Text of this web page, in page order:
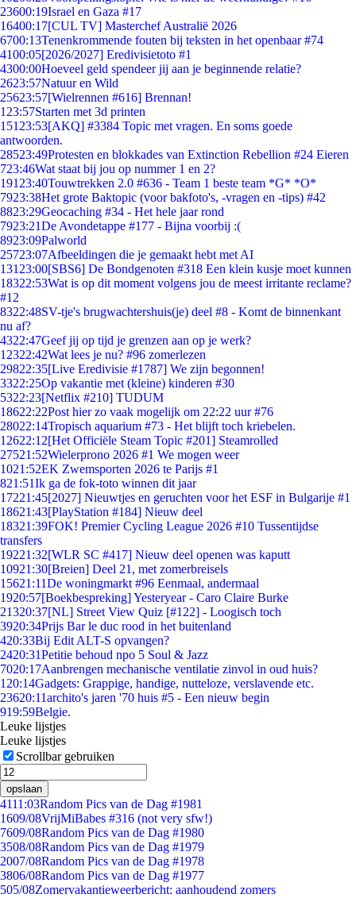
23600:19Israel en Gaza #17
16400:17[CUL TV] Masterchef Australië 2026
6700:13Tenenkrommende fouten bij teksten in het openbaar #74
4100:05[2026/2027] Eredivisietoto #1
4300:00Hoeveel geld spendeer jij aan je beginnende relatie?
2623:57Natuur en Wild
25623:57[Wielrennen #616] Brennan!
1 23:57Starten met 3d printen
151 23:53[AKQ] #3384 Topic met vragen. En soms goede
antwoorden.
28523:49Protesten en blokkades van Extinction Rebellion #24 Eieren
723:46Wat staat bij jou op nummer 1 en 2?
191 23:40Touwtrekken 2.0 #636 - Team 1 beste team *G* *O*
7923:38Het grote Baktopic (voor bakfoto's, -vragen en -tips) #42
8823:29Geocaching #34 - Het hele jaar rond
7923:21De Avondetappe #177 - Bijna voorbij :(
8923:09Palworld
25723:07Afbeeldingen die je gemaakt hebt met AI
131 23:00[SBS6] De Bondgenoten #318 Een klein kusje moet kunnen
18322:53Wat is op dit moment volgens jou de meest irritante reclame?
#12
8322:48SV-tje's brugwachtershuis(je) deel #8 - Komt de binnenkant
nu af?
4322:47Geef jij op tijd je grenzen aan op je werk?
12322:42Wat lees je nu? #96 zomerlezen
29822:35[Live Eredivisie #1787] We zijn begonnen!
3322:25Op vakantie met (kleine) kinderen #30
5322:23[Netflix #210] TUDUM
18622:22Post hier zo vaak mogelijk om 22:22 uur #76
28022:14Tropisch aquarium #73 - Het blijft toch kriebelen.
12622:12[Het Officiële Steam Topic #201] Steamrolled
27521:52Wielerprono 2026 #1 We mogen weer
1021:52EK Zwemsporten 2026 te Parijs #1
821:51Ik ga de fok-toto winnen dit jaar
17221:45[2027] Nieuwtjes en geruchten voor het ESF in Bulgarije #1
18621:43[PlayStation #184] Nieuw deel
18321:39FOK! Premier Cycling League 2026 #10 Tussentijdse
transfers
19221:32[WLR SC #417] Nieuw deel openen was kaputt
10921:30[Breien] Deel 21, met zomerbreisels
15621:11De woningmarkt #96 Eenmaal, andermaal
1920:57[Boekbespreking] Yesteryear - Caro Claire Burke
21320:37[NL] Street View Quiz [#122] - Loogisch toch
3920:34Prijs Bar le duc rood in het buitenland
420:33Bij Edit ALT-S opvangen?
2420:31Petitie behoud npo 5 Soul & Jazz
7020:17Aanbrengen mechanische ventilatie zinvol in oud huis?
1 20:14Gadgets: Grappige, handige, nutteloze, verslavende etc.
23620:11archito's jaren '70 huis #5 - Een nieuw begin
919:59Belgie.
Leuke lijstjes
Leuke lijstjes
Scrollbar gebruiken
opslaan
4111:03Random Pics van de Dag #1981
1609/08VrijMiBabes #316 (not very sfw!)
7609/08Random Pics van de Dag #1980
3508/08Random Pics van de Dag #1979
2007/08Random Pics van de Dag #1978
3806/08Random Pics van de Dag #1977
505/08Zomervakantieweerbericht: aanhoudend zomers